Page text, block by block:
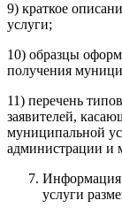
9) краткое
услуги;
10) образцы
получения
11) перечень
заявителей,
муниципальной
администрации и
Информация
услуги